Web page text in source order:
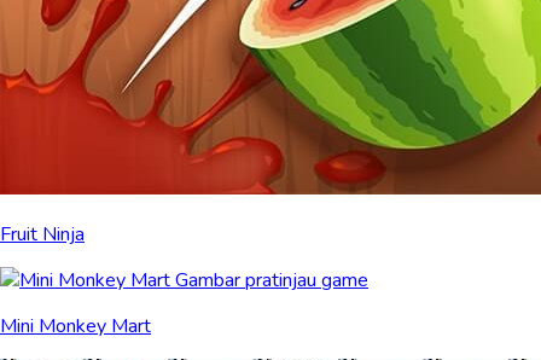
Fruit Ninja
Mini Monkey Mart